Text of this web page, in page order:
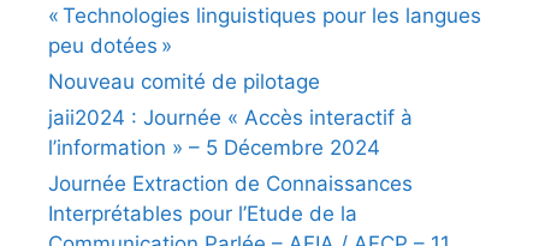
« Technologies linguistiques pour les langues
peu dotées »
Nouveau comité de pilotage
jaii2024 : Journée « Accès interactif à
l’information » – 5 Décembre 2024
Journée Extraction de Connaissances
Interprétables pour l’Etude de la